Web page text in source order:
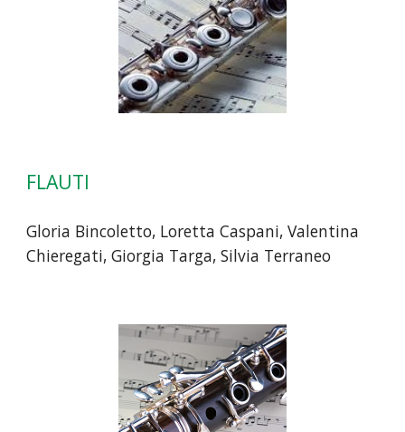
FLAUTI
Gloria Bincoletto, Loretta Caspani, Valentina
Chieregati, Giorgia Targa, Silvia Terraneo